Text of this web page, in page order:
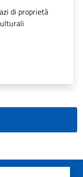
di proprietà